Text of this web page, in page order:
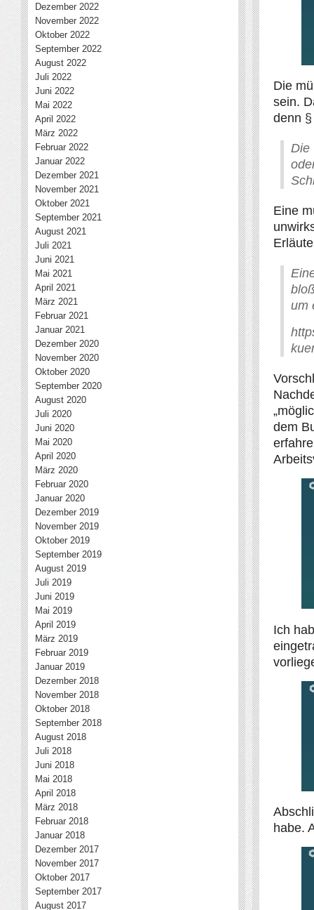
Die
sein.
denn
Die
Eine
um
dem
Ich
habe.
Dezember 2022
November 2022
Oktober 2022
September 2022
August 2022
Juli 2022
Juni 2022
Mai 2022
April 2022
März 2022
Februar 2022
Januar 2022
Dezember 2021
November 2021
Oktober 2021
September 2021
August 2021
Juli 2021
Juni 2021
Mai 2021
April 2021
März 2021
Februar 2021
Januar 2021
Dezember 2020
November 2020
Oktober 2020
September 2020
August 2020
Juli 2020
Juni 2020
Mai 2020
April 2020
März 2020
Februar 2020
Januar 2020
Dezember 2019
November 2019
Oktober 2019
September 2019
August 2019
Juli 2019
Juni 2019
Mai 2019
April 2019
März 2019
Februar 2019
Januar 2019
Dezember 2018
November 2018
Oktober 2018
September 2018
August 2018
Juli 2018
Juni 2018
Mai 2018
April 2018
März 2018
Februar 2018
Januar 2018
Dezember 2017
November 2017
Oktober 2017
September 2017
August 2017